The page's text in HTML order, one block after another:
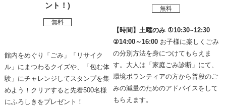
ント！)
無料
館内をめぐり「ごみ」「リサイク
ル」にまつわるクイズや、「包む体
験」にチャレンジしてスタンプを集
めよう！クリアすると先着500名様
にふろしきをプレゼント！
無料
【時間】土曜のみ ①10:30~12:30
②14:00～16:00 お子様に楽しくごみ
の分別方法を身につけてもらえま
す。大人は「家庭ごみ診断」にて、
環境ボランティアの方から普段のご
みの減量のためのアドバイスをして
もらえます。